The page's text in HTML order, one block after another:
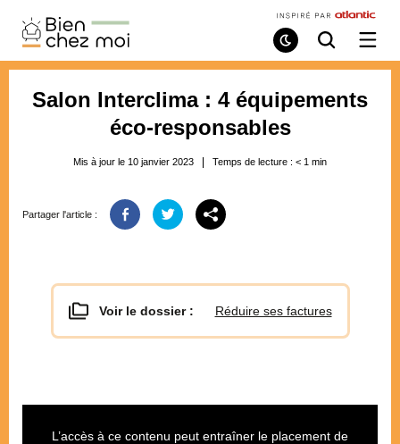
Bien
Chez
Moi
Mode
de
Recherche
/
menu
Salon Interclima : 4 équipements
éco-responsables
Mis à jour le 10 janvier 2023 Temps de lecture : < 1 min
Partager l'article :
Voir le dossier : Réduire ses factures
L’accès à ce contenu peut entraîner le placement de